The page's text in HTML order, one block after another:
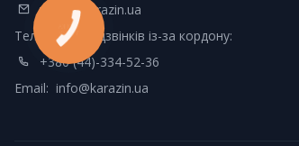
vstup@karazin.ua
Телефон для дзвінків із-за кордону:
+380 (44)-334-52-36
Email: info@karazin.ua